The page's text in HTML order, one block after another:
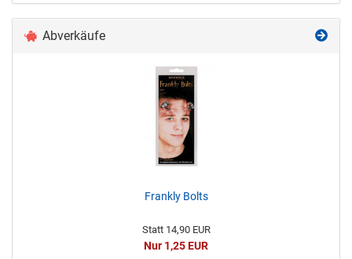
Abverkäufe
Frankly Bolts
Statt 14,90 EUR
Nur 1,25 EUR